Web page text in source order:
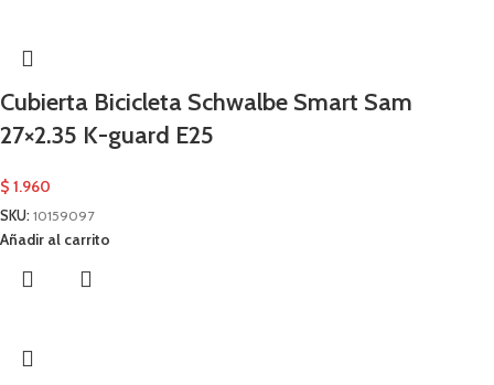
Cubierta Bicicleta Schwalbe Smart Sam
27×2.35 K-guard E25
$ 1.960
SKU: 10159097
Añadir al carrito